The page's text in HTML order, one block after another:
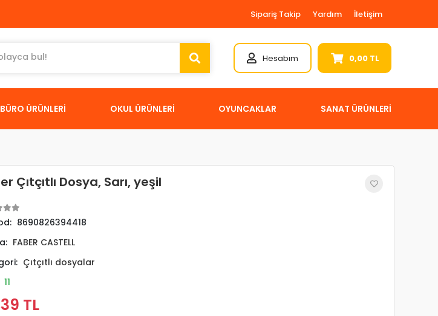
Sipariş Takip Yardım İletişim
Hesabım 0,00 TL
ÜRÜNLERİ OKUL ÜRÜNLERİ OYUNCAKLAR SANAT ÜRÜNLERİ
Çıtçıtlı Dosya, Sarı, yeşil
8690826394418
FABER CASTELL
Çıtçıtlı dosyalar
11
TL